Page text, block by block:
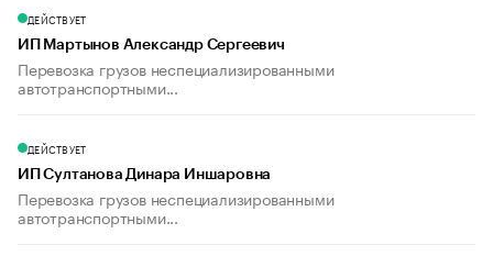
ДЕЙСТВУЕТ
ИП Мартынов Александр Сергеевич
Перевозка грузов неспециализированными
автотранспортными...
ДЕЙСТВУЕТ
ИП Султанова Динара Иншаровна
Перевозка грузов неспециализированными
автотранспортными...